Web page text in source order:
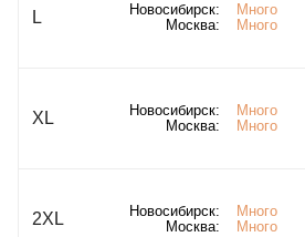
L Новосибирск:
Много
Москва:
Много
XL Новосибирск:
Много
Москва:
Много
2XL Новосибирск:
Много
Москва:
Много